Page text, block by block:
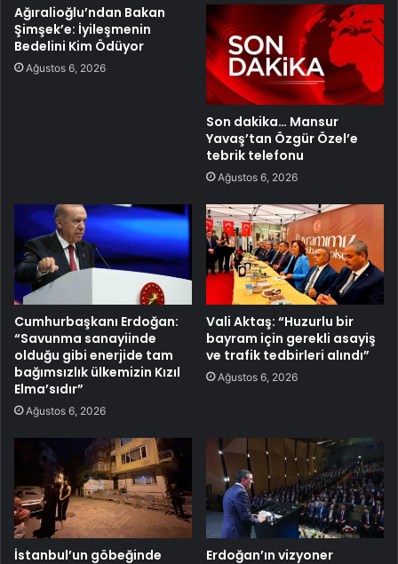
Ağıralioğlu’ndan Bakan
Şimşek’e: İyileşmenin
Bedelini Kim Ödüyor
Ağustos 6, 2026
Son dakika… Mansur
Yavaş’tan Özgür Özel’e
tebrik telefonu
Ağustos 6, 2026
Cumhurbaşkanı Erdoğan:
“Savunma sanayiinde
olduğu gibi enerjide tam
bağımsızlık ülkemizin Kızıl
Elma’sıdır”
Ağustos 6, 2026
Vali Aktaş: “Huzurlu bir
bayram için gerekli asayiş
ve trafik tedbirleri alındı”
Ağustos 6, 2026
İstanbul’un göbeğinde
Erdoğan’ın vizyoner